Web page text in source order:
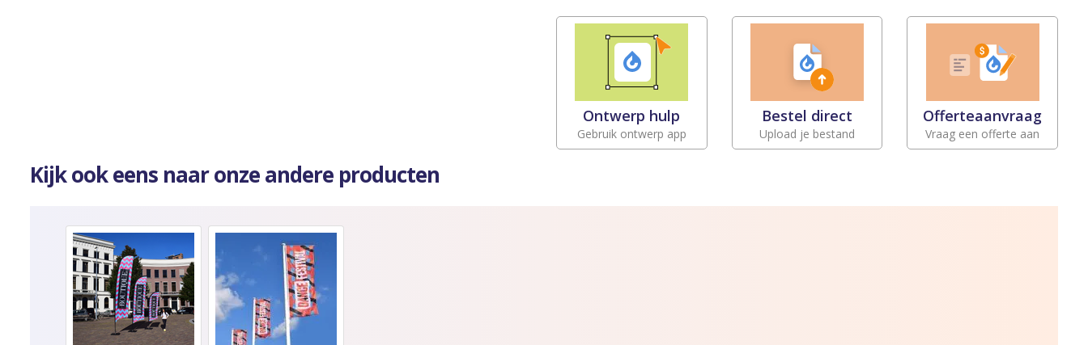
Ontwerp hulp
Gebruik ontwerp app
Bestel direct
Upload je bestand
Offerteaanvraag
Vraag een offerte aan
Kijk ook eens naar onze andere producten